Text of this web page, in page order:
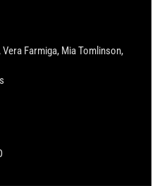
Vera Farmiga, Mia Tomlinson,